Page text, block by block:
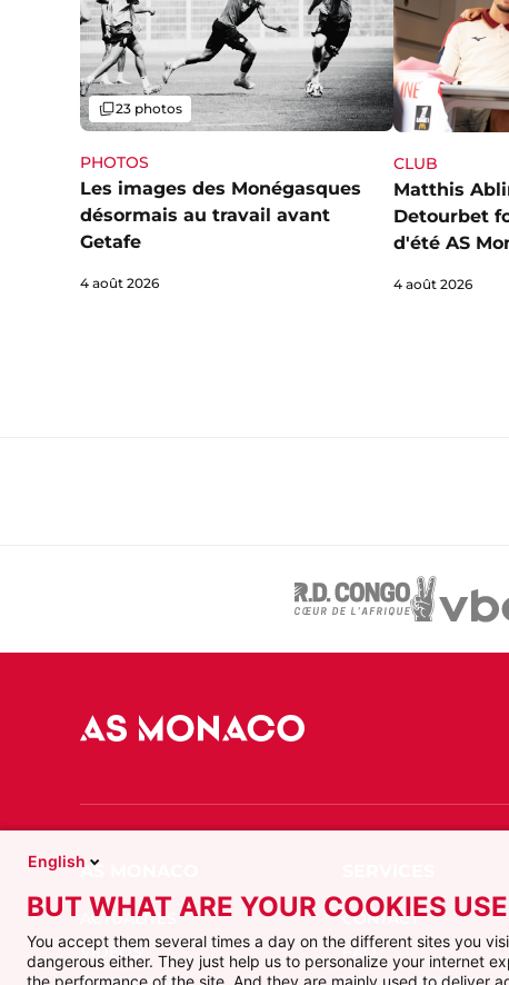
PHOTOS
Les images des Monégasques
désormais au travail avant
Getafe
Galerie
23 photos
4 août 2026
CLUB
Matthis
Detourbet
d'été AS
4 août 2026
ACTUALITÉS
VIDÉOS
CONTACT
FAQ
English
BUT WHAT ARE YOUR COOKIES
You accept them several times a day on the different sites you
dangerous either. They just help us to personalize your internet
the performance of the site. And they are mainly used to deliver